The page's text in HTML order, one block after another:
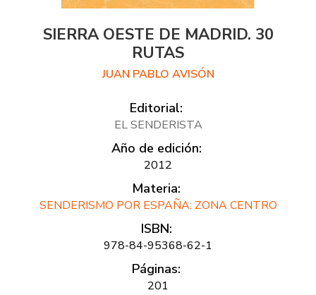
SIERRA OESTE DE MADRID. 30
RUTAS
JUAN PABLO AVISÓN
Editorial:
EL SENDERISTA
Año de edición:
2012
Materia:
SENDERISMO POR ESPAÑA: ZONA CENTRO
ISBN:
978-84-95368-62-1
Páginas:
201